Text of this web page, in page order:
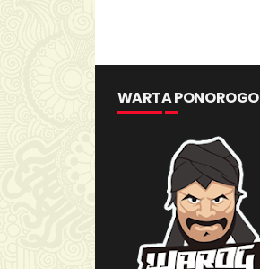
WARTA PONOROGO